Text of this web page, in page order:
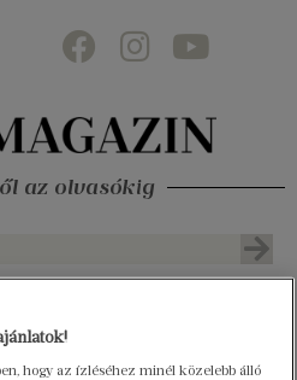
az olvasókig
hogy az ízléséhez minél közelebb álló